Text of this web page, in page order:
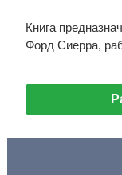
Книга
Форд Cиерра,